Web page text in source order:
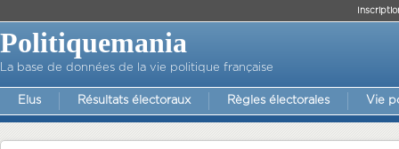
Politiquemania
La base de données de la vie politique française
Elus Résultats électoraux Règles électorales Vie